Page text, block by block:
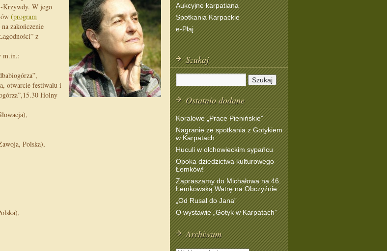
Krzywdy. W jego
(program
zakończenie
z
m.in.:
otwarcie festiwalu i
15.30 Holny
Polska),
Aukcyjne karpatiana
Spotkania Karpackie
e-Płaj
Szukaj
Ostatnio dodane
Koralowe „Prace Pienińskie”
Nagranie ze spotkania z Gotykiem
w Karpatach
Huculi w olchowieckim sypańcu
Opoka dziedzictwa kulturowego
Łemków!
Zapraszamy do Michałowa na 46.
Łemkowską Watrę na Obczyźnie
„Od Rusal do Jana”
O wystawie „Gotyk w Karpatach”
Archiwum